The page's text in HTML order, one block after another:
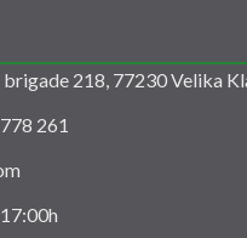
218, 77230 Velika
261